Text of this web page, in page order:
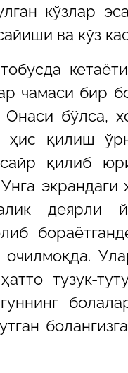
кўзлар
ва кўз
чамаси бир
Онаси бўлса,
ҳис қилиш
қилиб
деярли
очилмоқда.
тузук-